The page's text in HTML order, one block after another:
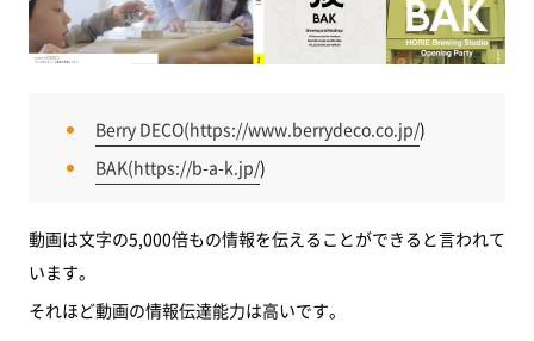
Berry DECO(https://www.berrydeco.co.jp/)
BAK(https://b-a-k.jp/)
動画は文字の5,000倍もの情報を伝えることができると言われて
います。
それほど動画の情報伝達能力は高いです。